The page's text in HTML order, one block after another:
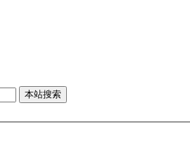
本站搜索